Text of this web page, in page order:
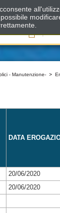
Il
- Manutenzione- >
DATA
20/06/2020
20/06/2020